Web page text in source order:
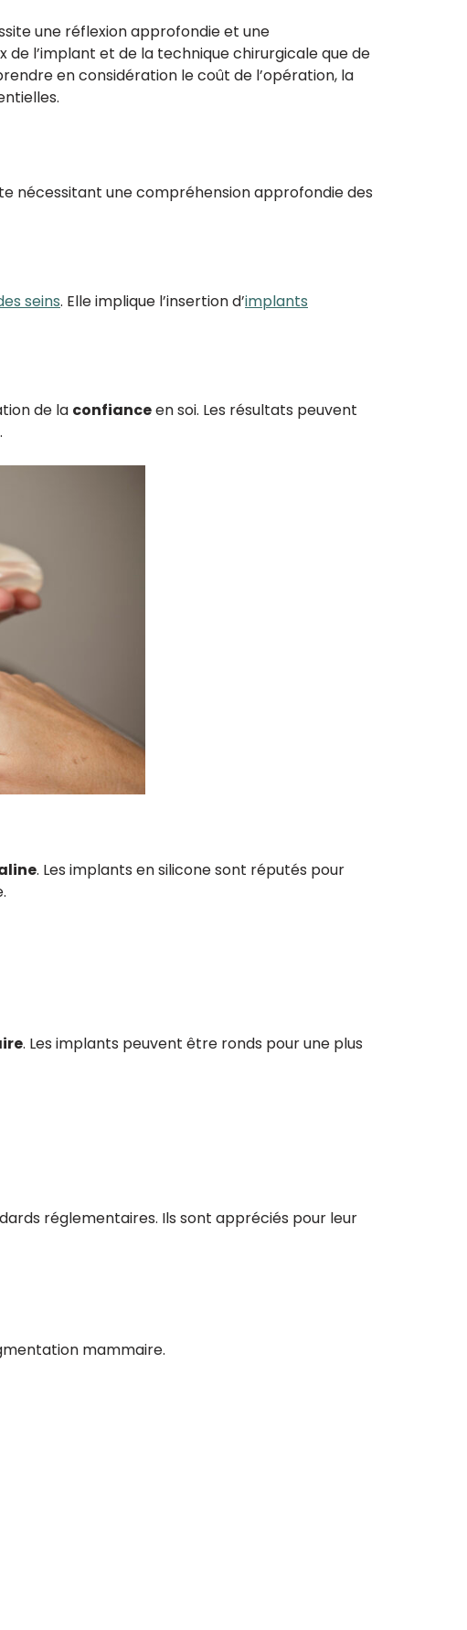
une réflexion approfondie et une
l’implant et de la technique chirurgicale que de
en considération le coût de l’opération, la
nécessitant une compréhension approfondie des
seins. Elle implique l’insertion d’implants
de la confianceen soi. Les résultats peuvent
. Les implants en silicone sont réputés pour
. Les implants peuvent être ronds pour une plus
réglementaires. Ils sont appréciés pour leur
mammaire.